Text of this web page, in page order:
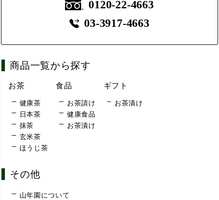
0120-22-4663
03-3917-4663
商品一覧から探す
お茶
健康茶
日本茶
抹茶
玄米茶
ほうじ茶
食品
お茶請け
健康食品
お茶漬け
ギフト
お茶漬け
その他
山年園について